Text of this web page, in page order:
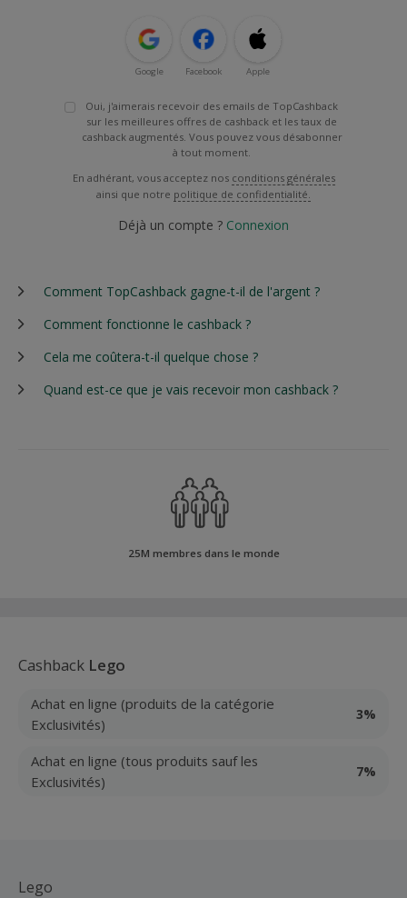
Google Facebook Apple
Oui, j'aimerais recevoir des emails de TopCashback
sur les meilleures offres de cashback et les taux de
cashback augmentés. Vous pouvez vous désabonner
à tout moment.
En adhérant, vous acceptez nos conditions générales
ainsi que notre politique de confidentialité.
Déjà un compte ? Connexion
Comment TopCashback gagne-t-il de l'argent ?
Comment fonctionne le cashback ?
Cela me coûtera-t-il quelque chose ?
Quand est-ce que je vais recevoir mon cashback ?
25M membres dans le monde
Cashback Lego
Achat en ligne (produits de la catégorie
Exclusivités)
3%
Achat en ligne (tous produits sauf les
Exclusivités)
7%
Lego